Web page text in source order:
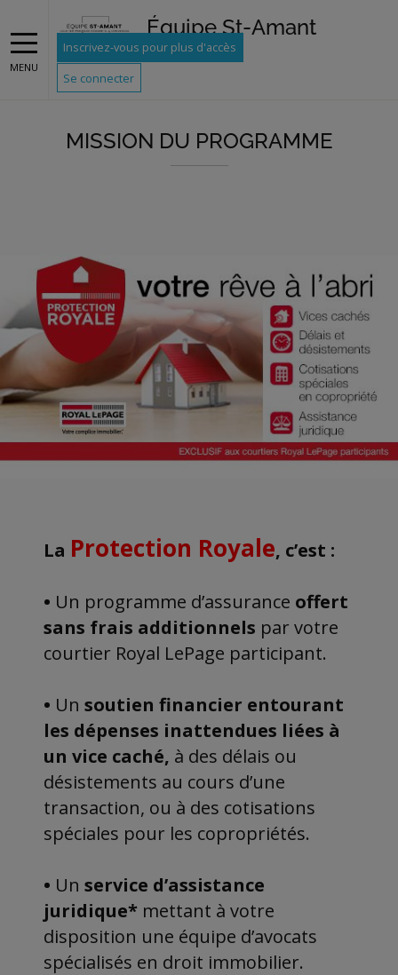
MENU
Équipe St-Amant
Inscrivez-vous pour plus d'accès
Se connecter
MISSION DU PROGRAMME
La Protection Royale, c’est :
• Un programme d’assurance offert
sans frais additionnels par votre
courtier Royal LePage participant.
• Un soutien financier entourant
les dépenses inattendues liées à
un vice caché, à des délais ou
désistements au cours d’une
transaction, ou à des cotisations
spéciales pour les copropriétés.
• Un service d’assistance
juridique* mettant à votre
disposition une équipe d’avocats
spécialisés en droit immobilier.